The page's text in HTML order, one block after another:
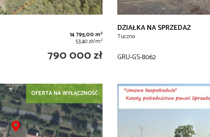
14 795,00 m2
53,40 zł/m2
790 000 zł
DZIAŁKA NA SPRZEDAŻ
Tuczno
GRU-GS-8062
OFERTA NA WYŁĄCZNOŚĆ